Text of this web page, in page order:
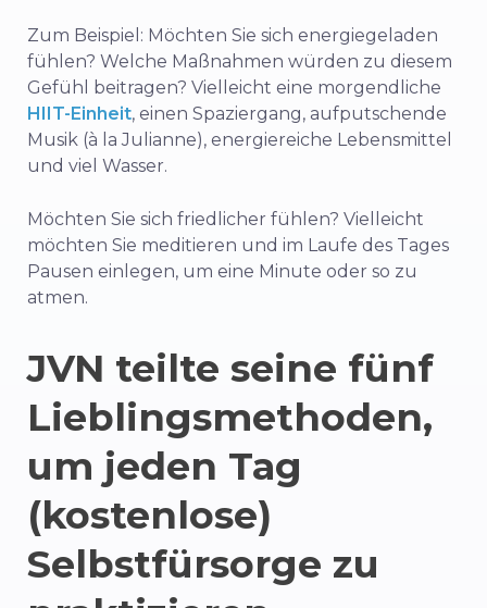
Zum Beispiel: Möchten Sie sich energiegeladen
fühlen? Welche Maßnahmen würden zu diesem
Gefühl beitragen? Vielleicht eine morgendliche
HIIT-Einheit, einen Spaziergang, aufputschende
Musik (à la Julianne), energiereiche Lebensmittel
und viel Wasser.
Möchten Sie sich friedlicher fühlen? Vielleicht
möchten Sie meditieren und im Laufe des Tages
Pausen einlegen, um eine Minute oder so zu
atmen.
JVN teilte seine fünf
Lieblingsmethoden,
um jeden Tag
(kostenlose)
Selbstfürsorge zu